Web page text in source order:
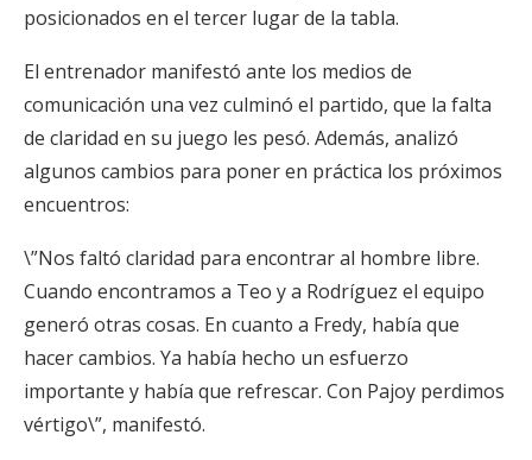
posicionados en el tercer lugar de la tabla.
El entrenador manifestó ante los medios de
comunicación una vez culminó el partido, que la falta
de claridad en su juego les pesó. Además, analizó
algunos cambios para poner en práctica los próximos
encuentros:
\”Nos faltó claridad para encontrar al hombre libre.
Cuando encontramos a Teo y a Rodríguez el equipo
generó otras cosas. En cuanto a Fredy, había que
hacer cambios. Ya había hecho un esfuerzo
importante y había que refrescar. Con Pajoy perdimos
vértigo\”, manifestó.